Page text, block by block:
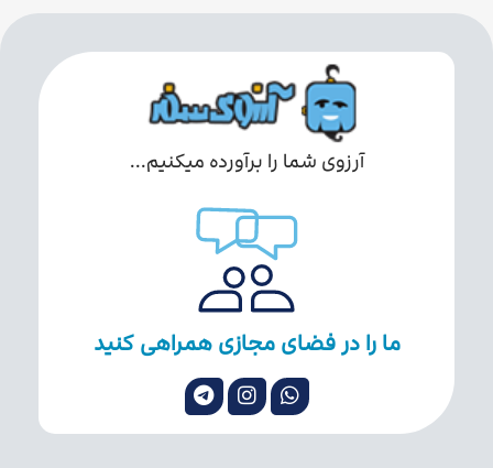
آرزوی شما را برآورده میکنیم...
ما را در فضای مجازی همراهی کنید